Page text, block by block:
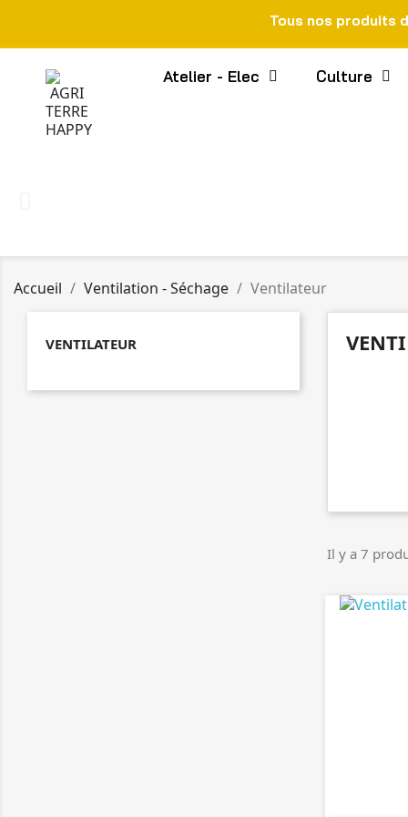
Tous nos produits
Atelier - Elec Culture
Accueil Ventilation - Séchage Ventilateur
VENTILATEUR
Il y a 7